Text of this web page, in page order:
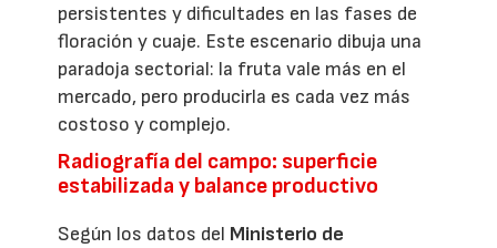
persistentes y dificultades en las fases de
floración y cuaje. Este escenario dibuja una
paradoja sectorial: la fruta vale más en el
mercado, pero producirla es cada vez más
costoso y complejo.
Radiografía del campo: superficie
estabilizada y balance productivo
Según los datos del Ministerio de